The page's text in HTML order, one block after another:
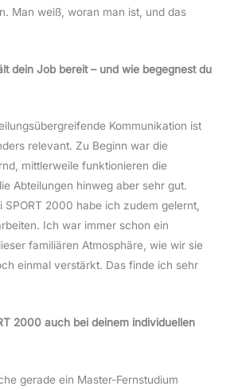
Man weiß, woran man ist, und das
dein Job bereit – und wie begegnest du
Kommunikation ist
relevant. Zu Beginn war die
mittlerweile funktionieren die
Abteilungen hinweg aber sehr gut.
SPORT 2000 habe ich zudem gelernt,
Ich war immer schon ein
familiären Atmosphäre, wie wir sie
einmal verstärkt. Das finde ich sehr
2000 auch bei deinem individuellen
gerade ein Master-Fernstudium